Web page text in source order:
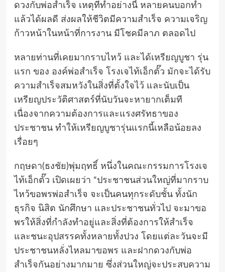
ดวงกับพ่อสำเร็จ เหตุที่ทำอย่างนี้ หลายคนบอกทำ
แล้วได้ผลดี ส่งผลให้ชีวิตมีความสำเร็จ ความเจริญ
ก้าวหน้าในหน้าที่การงาน มีโชคมีลาภ ตลอดไป
หลายท่านที่เคยมากราบไหว้ และได้เหรียญบูชา รุ่น
แรก ของ องค์พ่อสำเร็จ โรงเจไท้เอ็กตั๊ว มักจะได้รับ
ความสำเร็จสมหวังในสิ่งที่ตั้งใจไว้ และนับเป็น
เหรียญประวัติศาสตร์ที่นับวันจะหายากเต็มที
เนื่องจากความต้องการและแรงศรัทธาของ
ประชาชน ทำให้เหรียญบูชารุ่นแรกนี้เหลือน้อยลง
เรื่อยๆ
กฤษดา(ธงชัย)พุ่มฤทธิ์ หนึ่งในคณะกรรมการโรงเจ
ไท้เอ็กตั๊ว เปิดเผยว่า “ประชาชนส่วนใหญ่ที่มากราบ
ไหว้ขอพรพ่อสำเร็จ จะเป็นคนทุกระดับชั้น ทั้งนัก
ธุรกิจ นิสิต นักศึกษา และประชาชนทั่วไป จะมาขอ
พรให้สิ่งที่กำลังทำอยู่และสิ่งที่ต้องการให้สำเร็จ
และชนะอุปสรรคทั้งหลายทั้งปวง โดยแต่ละวันจะมี
ประชาชนหลั่งไหลมาขอพร และฝากดวงกับพ่อ
สำเร็จกันอย่างมากมาย ซึ่งส่วนใหญ่จะประสบความ